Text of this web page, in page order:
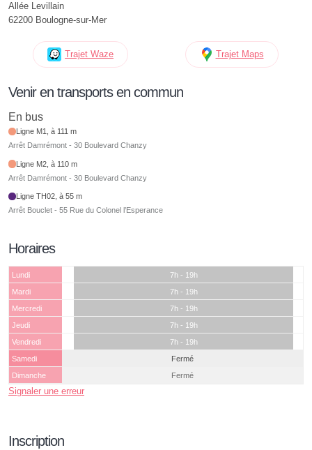
Allée Levillain
62200 Boulogne-sur-Mer
Trajet Waze Trajet Maps
Venir en transports en commun
En bus
Ligne M1, à 111 m
Arrêt Damrémont - 30 Boulevard Chanzy
Ligne M2, à 110 m
Arrêt Damrémont - 30 Boulevard Chanzy
Ligne TH02, à 55 m
Arrêt Bouclet - 55 Rue du Colonel l’Esperance
Horaires
Lundi
7h - 19h
Mardi
7h - 19h
Mercredi
7h - 19h
Jeudi
7h - 19h
Vendredi
7h - 19h
Samedi
Fermé
Dimanche
Fermé
Signaler une erreur
Inscription